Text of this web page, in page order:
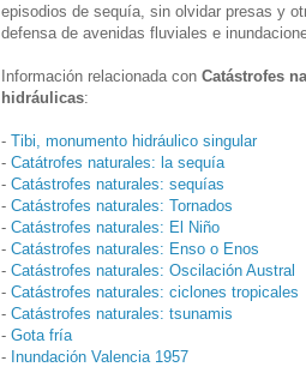
episodios de sequía, sin olvidar presas y
defensa de avenidas fluviales e
Información relacionada con Catástrofes
hidráulicas:
- Tibi, monumento hidráulico singular
- Catátrofes naturales: la sequía
- Catástrofes naturales: sequías
- Catástrofes naturales: Tornados
- Catástrofes naturales: El Niño
- Catástrofes naturales: Enso o Enos
- Catástrofes naturales: Oscilación Austral
- Catástrofes naturales: ciclones tropicales
- Catástrofes naturales: tsunamis
- Gota fría
- Inundación Valencia 1957